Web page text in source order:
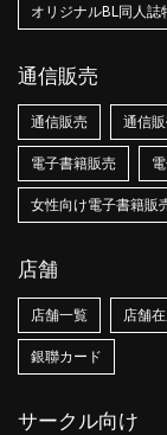
オリジナルBL同人誌
通信販売
通信販売 通信
電子書籍販売
女性向け電子書籍販
店舗
店舗一覧 店舗
銀聯カード
サークル向け